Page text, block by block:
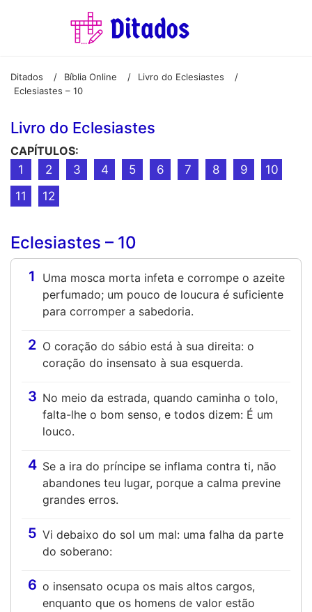
Ditados / Bíblia Online / Livro do Eclesiastes
/
Eclesiastes – 10
Livro do Eclesiastes
CAPÍTULOS:
1
2 3 4 5 6 7 8 9
10
11
12
Eclesiastes – 10
1
Uma mosca morta infeta e corrompe o azeite
perfumado; um pouco de loucura é suficiente
para corromper a sabedoria.
2 O coração do sábio está à sua direita: o
coração do insensato à sua esquerda.
3 No meio da estrada, quando caminha o tolo,
falta-lhe o bom senso, e todos dizem: É um
louco.
4 Se a ira do príncipe se inflama contra ti, não
abandones teu lugar, porque a calma previne
grandes erros.
5 Vi debaixo do sol um mal: uma falha da parte
do soberano:
6 o insensato ocupa os mais altos cargos,
enquanto que os homens de valor estão